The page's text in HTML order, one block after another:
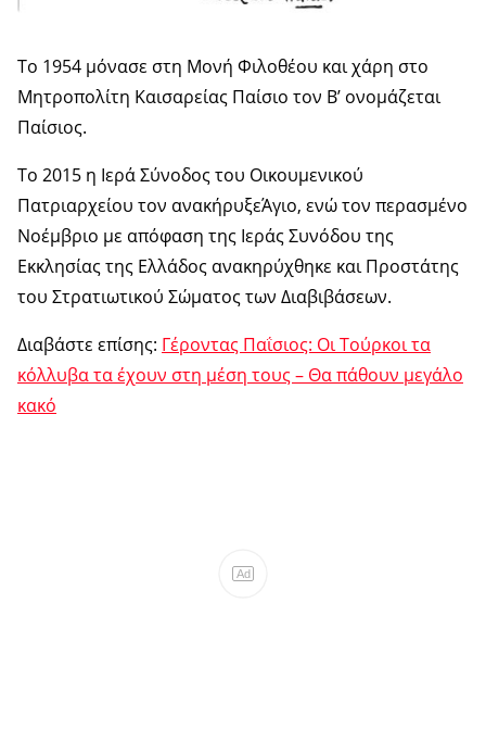
Το 1954 μόνασε στη Μονή Φιλοθέου και χάρη στο
Μητροπολίτη Καισαρείας Παίσιο τον Β’ ονομάζεται
Παίσιος.
Το 2015 η Ιερά Σύνοδος του Οικουμενικού
Πατριαρχείου τον ανακήρυξεΆγιο, ενώ τον περασμένο
Νοέμβριο με απόφαση της Ιεράς Συνόδου της
Εκκλησίας της Ελλάδος ανακηρύχθηκε και Προστάτης
του Στρατιωτικού Σώματος των Διαβιβάσεων.
Διαβάστε επίσης: Γέροντας Παΐσιος: Οι Τούρκοι τα
κόλλυβα τα έχουν στη μέση τους – Θα πάθουν μεγάλο
κακό
Ad